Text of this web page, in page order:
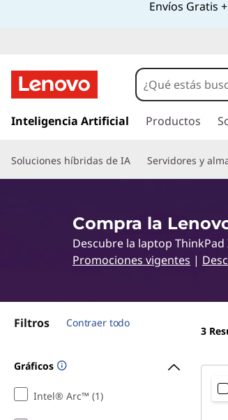
n
o
v
o
Envíos Gratis
r
c
o
p
r
c
p
Inteligencia Artificial Productos
Soluciones híbridas de IA Servidores y
Compra la
Descubre la laptop
Promociones vigentes |
Filtros Contraer todo
Gráficos
Intel® Arc™ (1)
3